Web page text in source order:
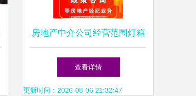
房地产中介公司经营范围灯箱
图片 专业经纪服务的视觉名
片
查看详情
更新时间：2026-08-06 21:32:47